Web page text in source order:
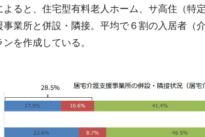
ると、住宅型有料老人ホーム、サ高住（特
事業所と併設・隣接。平均で６割の入居者（
を作成している。